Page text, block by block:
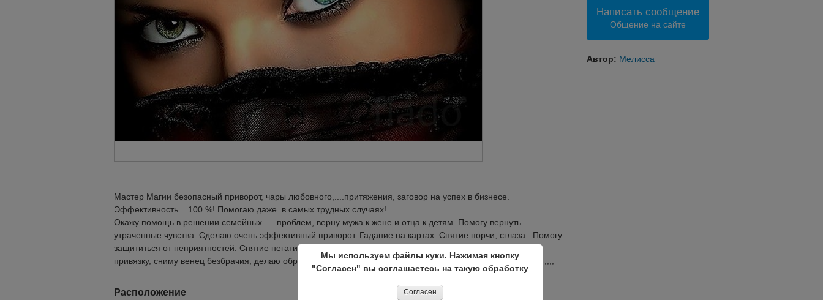
Мастер Магии безопасный приворот, чары любовного,....притяжения, заговор на успех в бизнесе.
Эффективность ...100 %! Помогаю даже .в самых трудных случаях!
Oкажу помощь в решении семейных... . проблем, верну мужа к жене и отца к детям. Помогу вернуть
утраченные чувства. Сделаю очень эффективный приворот. Гадание на картах. Снятие порчи, сглаза . Помогу
защититься от неприятностей. Снятие негативных программ и дальнейшая защита. Сделаю сексуальную
привязку, сниму венец безбрачия, делаю обряды на карьерный рост, успех.. в бизнес защита от Зла..... ... ,,,,
Расположение
Написать сообщение
Общение на сайте
Автор: Мелисса
Мы используем файлы куки. Нажимая кнопку
"Согласен" вы соглашаетесь на такую обработку
Согласен